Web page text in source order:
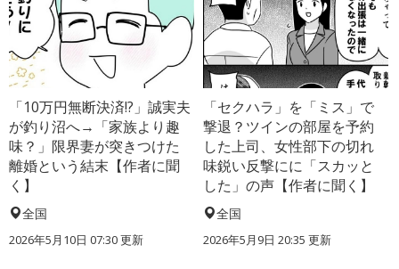
「10万円無断決済!?」誠実夫
が釣り沼へ→「家族より趣
味？」限界妻が突きつけた
離婚という結末【作者に聞
く】
全国
2026年5月10日 07:30 更新
「セクハラ」を「ミス」で
撃退？ツインの部屋を予約
した上司、女性部下の切れ
味鋭い反撃にに「スカッと
した」の声【作者に聞く】
全国
2026年5月9日 20:35 更新